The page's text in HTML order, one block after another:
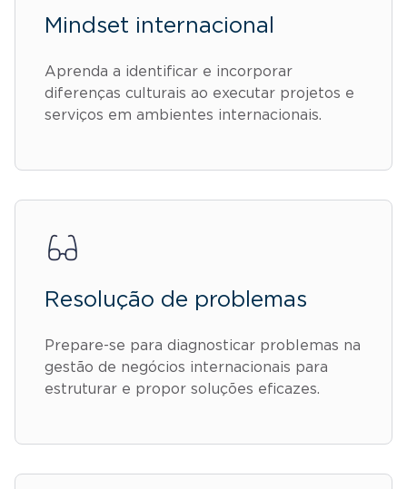
Mindset internacional
Aprenda a identificar e incorporar
diferenças culturais ao executar projetos e
serviços em ambientes internacionais.
Resolução de problemas
Prepare-se para diagnosticar problemas na
gestão de negócios internacionais para
estruturar e propor soluções eficazes.